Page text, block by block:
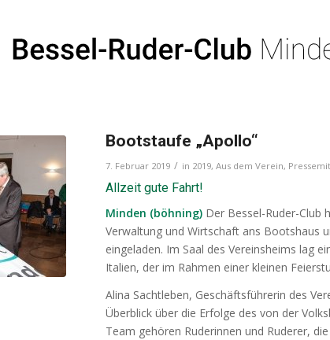
Bootstaufe „Apollo“
7. Februar 2019 / in 2019,Aus dem Verein,
Allzeit gute Fahrt!
Minden (böhning) Der Bessel-Ruder-Club
Verwaltung und Wirtschaft ans Bootshaus
eingeladen. Im Saal des Vereinsheims lag
Italien, der im Rahmen einer kleinen
Alina Sachtleben, Geschäftsführerin des
Überblick über die Erfolge des von der
Team gehören Ruderinnen und Ruderer,